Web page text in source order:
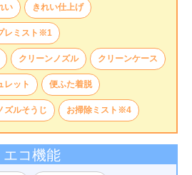
い きれい仕上げ
レミスト※1
クリーンノズル クリーンケース
レット 便ふた着脱
ズルそうじ お掃除ミスト※4
エコ機能